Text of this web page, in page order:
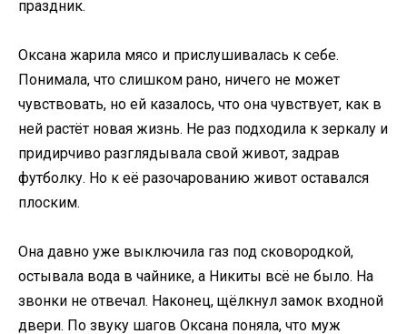
праздник.
Оксана жарила мясо и прислушивалась к себе.
Понимала, что слишком рано, ничего не может
чувствовать, но ей казалось, что она чувствует, как в
ней растёт новая жизнь. Не раз подходила к зеркалу и
придирчиво разглядывала свой живот, задрав
футболку. Но к её разочарованию живот оставался
плоским.
Она давно уже выключила газ под сковородкой,
остывала вода в чайнике, а Никиты всё не было. На
звонки не отвечал. Наконец, щёлкнул замок входной
двери. По звуку шагов Оксана поняла, что муж